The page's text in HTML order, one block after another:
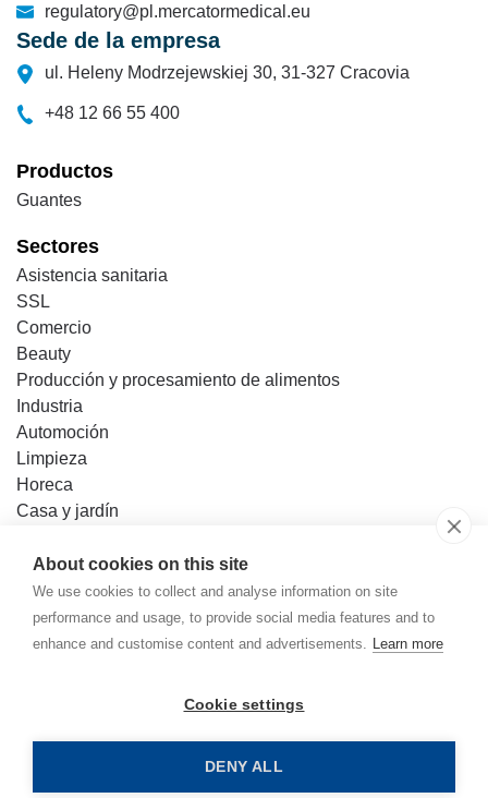
About cookies on this site
We use cookies to collect and analyse information on site
performance and usage, to provide social media features and to
enhance and customise content and advertisements. Learn more
Cookie settings
DENY ALL
regulatory@pl.mercatormedical.eu
Sede de la empresa
ul. Heleny Modrzejewskiej 30, 31-327 Cracovia
+48 12 66 55 400
Productos
Guantes
Sectores
Asistencia sanitaria
SSL
Comercio
Beauty
Producción y procesamiento de alimentos
Industria
Automoción
Limpieza
Horeca
Casa y jardín
Contacto
Mercator Medical en España y Portugal
Inicio
Política de privacidad
Política de cookies